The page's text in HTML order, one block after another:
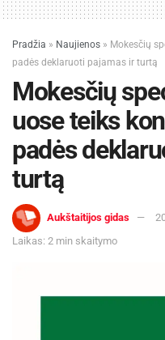
Pradžia » Naujienos » Mokesčių
padės deklaruoti pajamas ir turtą
Mokesčių
uose teiks
padės
turtą
Aukštaitijos gidas
Laikas: 2 min skaitymo